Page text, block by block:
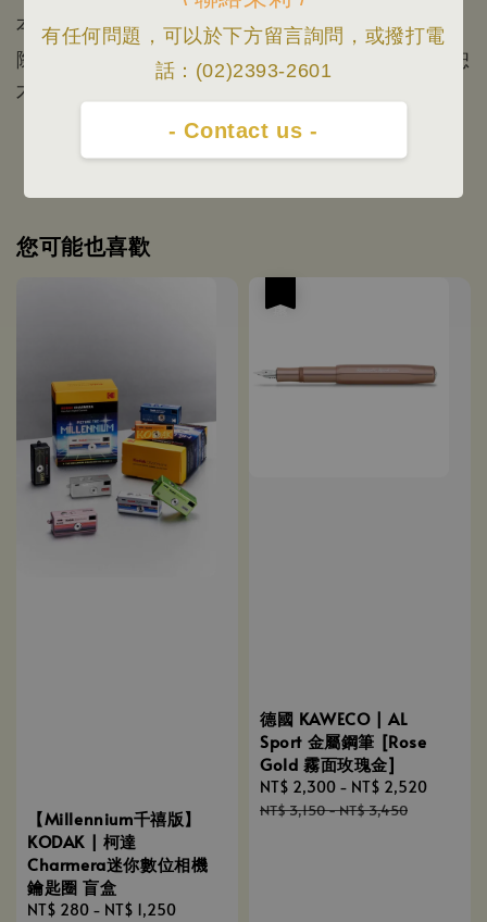
有任何問題，可以於下方留言詢問，或撥打電
話：(02)2393-2601
- Contact us -
本賣場照片/資訊僅供參考，根據官方公布資料/實
際出貨為主/規格資料以原廠公佈為準，如有變更恕
不另行通知
您可能也喜歡
【Millennium千禧版】
KODAK | 柯達
Charmera迷你數位相機
鑰匙圈 盲盒
Regular
NT$ 280 - NT$ 1,250
德國 KAWECO | AL
Sport 金屬鋼筆 [Rose
Gold 霧面玫瑰金]
Sale
price
NT$ 2,300 - NT$ 2,520
NT$ 3,150-NT$ 3,450